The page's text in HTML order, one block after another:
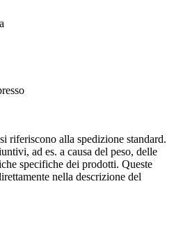
riferiscono alla spedizione standard.
ad es. a causa del peso, delle
specifiche dei prodotti. Queste
nella descrizione del